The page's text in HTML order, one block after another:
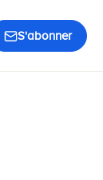
S'abonner